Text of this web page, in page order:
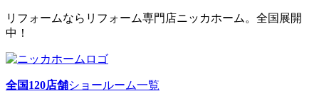
リフォームならリフォーム専門店ニッカホーム。全国展開
中！
全国120店舗ショールーム一覧